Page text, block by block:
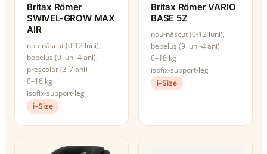
Britax Römer
SWIVEL-GROW MAX
AIR
nou-născut (0-12 luni),
bebeluș (9 luni-4 ani),
preșcolar (3-7 ani)
0–18 kg
isofix-support-leg
i-Size
Britax Römer VARIO
BASE 5Z
nou-născut (0-12 luni),
bebeluș (9 luni-4 ani)
0–18 kg
isofix-support-leg
i-Size